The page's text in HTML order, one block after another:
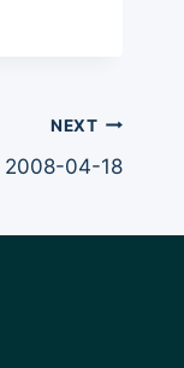
NEXT
2008-04-18